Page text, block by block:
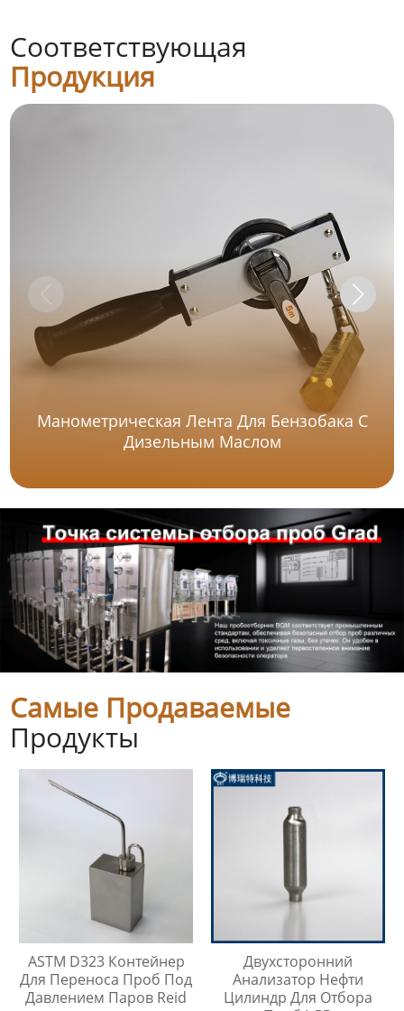
Соответствующая
Продукция
Манометрическая Лента Для Бензобака С
Дизельным Маслом
Самые Продаваемые
Продукты
ASTM D323 Контейнер
Для Переноса Проб Под
Давлением Паров Reid
Двухсторонний
Анализатор Нефти
Цилиндр Для Отбора